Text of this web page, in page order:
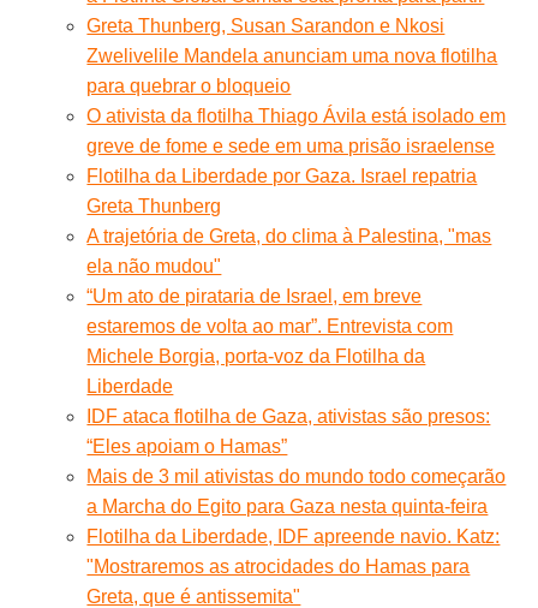
Greta Thunberg, Susan Sarandon e Nkosi
Zwelivelile Mandela anunciam uma nova flotilha
para quebrar o bloqueio
O ativista da flotilha Thiago Ávila está isolado em
greve de fome e sede em uma prisão israelense
Flotilha da Liberdade por Gaza. Israel repatria
Greta Thunberg
A trajetória de Greta, do clima à Palestina, "mas
ela não mudou"
“Um ato de pirataria de Israel, em breve
estaremos de volta ao mar”. Entrevista com
Michele Borgia, porta-voz da Flotilha da
Liberdade
IDF ataca flotilha de Gaza, ativistas são presos:
“Eles apoiam o Hamas”
Mais de 3 mil ativistas do mundo todo começarão
a Marcha do Egito para Gaza nesta quinta-feira
Flotilha da Liberdade, IDF apreende navio. Katz:
"Mostraremos as atrocidades do Hamas para
Greta, que é antissemita"